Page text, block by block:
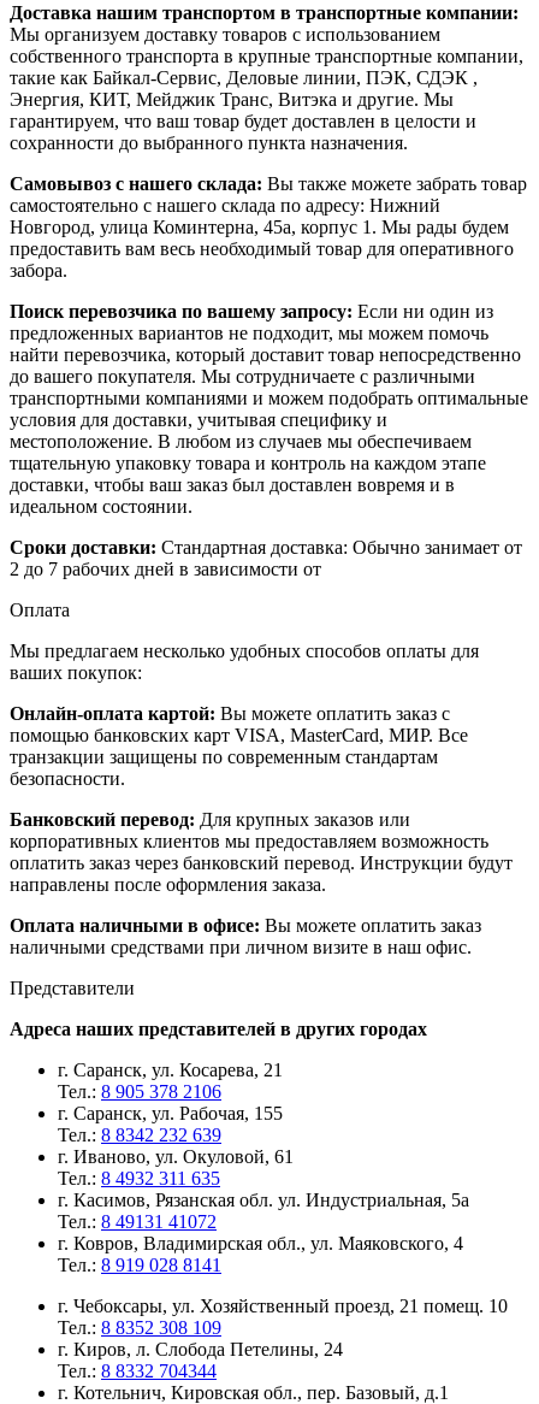
Доставка нашим транспортом в транспортные компании:
Мы организуем доставку товаров с использованием
собственного транспорта в крупные транспортные компании,
такие как Байкал-Сервис, Деловые линии, ПЭК, СДЭК ,
Энергия, КИТ, Мейджик Транс, Витэка и другие. Мы
гарантируем, что ваш товар будет доставлен в целости и
сохранности до выбранного пункта назначения.
Самовывоз с нашего склада: Вы также можете забрать товар
самостоятельно с нашего склада по адресу: Нижний
Новгород, улица Коминтерна, 45а, корпус 1. Мы рады будем
предоставить вам весь необходимый товар для оперативного
забора.
Поиск перевозчика по вашему запросу: Если ни один из
предложенных вариантов не подходит, мы можем помочь
найти перевозчика, который доставит товар непосредственно
до вашего покупателя. Мы сотрудничаете с различными
транспортными компаниями и можем подобрать оптимальные
условия для доставки, учитывая специфику и
местоположение. В любом из случаев мы обеспечиваем
тщательную упаковку товара и контроль на каждом этапе
доставки, чтобы ваш заказ был доставлен вовремя и в
идеальном состоянии.
Сроки доставки: Стандартная доставка: Обычно занимает от
2 до 7 рабочих дней в зависимости от
Оплата
Мы предлагаем несколько удобных способов оплаты для
ваших покупок:
Онлайн-оплата картой: Вы можете оплатить заказ с
помощью банковских карт VISA, MasterCard, МИР. Все
транзакции защищены по современным стандартам
безопасности.
Банковский перевод: Для крупных заказов или
корпоративных клиентов мы предоставляем возможность
оплатить заказ через банковский перевод. Инструкции будут
направлены после оформления заказа.
Оплата наличными в офисе: Вы можете оплатить заказ
наличными средствами при личном визите в наш офис.
Представители
Адреса наших представителей в других городах
г. Саранск, ул. Косарева, 21
Тел.: 8 905 378 2106
г. Саранск, ул. Рабочая, 155
Тел.: 8 8342 232 639
г. Иваново, ул. Окуловой, 61
Тел.: 8 4932 311 635
г. Касимов, Рязанская обл. ул. Индустриальная, 5а
Тел.: 8 49131 41072
г. Ковров, Владимирская обл., ул. Маяковского, 4
Тел.: 8 919 028 8141
г. Чебоксары, ул. Хозяйственный проезд, 21 помещ. 10
Тел.: 8 8352 308 109
г. Киров, л. Слобода Петелины, 24
Тел.: 8 8332 704344
г. Котельнич, Кировская обл., пер. Базовый, д.1